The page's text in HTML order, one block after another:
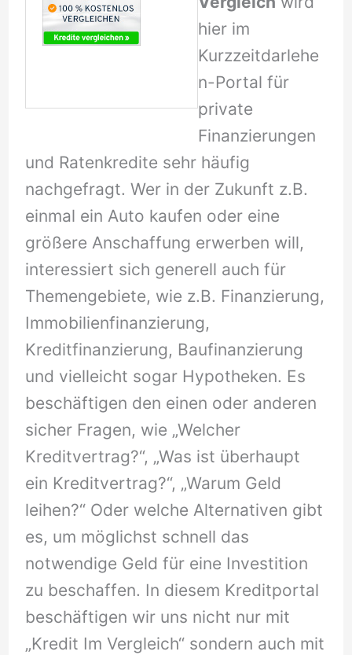
hier im
Kurzzeitdarlehe
n-Portal für
private
Finanzierungen
und Ratenkredite sehr häufig
nachgefragt. Wer in der Zukunft z.B.
einmal ein Auto kaufen oder eine
größere Anschaffung erwerben will,
interessiert sich generell auch für
Themengebiete, wie z.B. Finanzierung,
Immobilienfinanzierung,
Kreditfinanzierung, Baufinanzierung
und vielleicht sogar Hypotheken. Es
beschäftigen den einen oder anderen
sicher Fragen, wie „Welcher
Kreditvertrag?“, „Was ist überhaupt
ein Kreditvertrag?“, „Warum Geld
leihen?“ Oder welche Alternativen gibt
es, um möglichst schnell das
notwendige Geld für eine Investition
zu beschaffen. In diesem Kreditportal
beschäftigen wir uns nicht nur mit
„Kredit Im Vergleich“ sondern auch mit